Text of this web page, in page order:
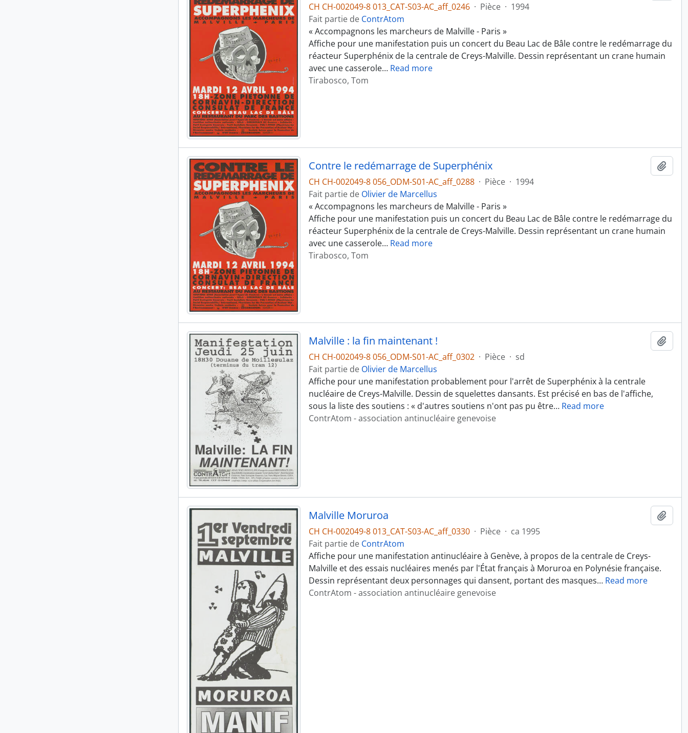
CH CH-002049-8 013_CAT-S03-AC_aff_0246 · Pièce · 1994
Fait partie de ContrAtom
« Accompagnons les marcheurs de Malville - Paris »
Affiche pour une manifestation puis un concert du Beau Lac de Bâle contre le redémarrage du
réacteur Superphénix de la centrale de Creys-Malville. Dessin représentant un crane humain
avec une casserole… Read more
Tirabosco, Tom
Contre le redémarrage de Superphénix
CH CH-002049-8 056_ODM-S01-AC_aff_0288 · Pièce · 1994
Fait partie de Olivier de Marcellus
« Accompagnons les marcheurs de Malville - Paris »
Affiche pour une manifestation puis un concert du Beau Lac de Bâle contre le redémarrage du
réacteur Superphénix de la centrale de Creys-Malville. Dessin représentant un crane humain
avec une casserole… Read more
Tirabosco, Tom
Malville : la fin maintenant !
CH CH-002049-8 056_ODM-S01-AC_aff_0302 · Pièce · sd
Fait partie de Olivier de Marcellus
Affiche pour une manifestation probablement pour l'arrêt de Superphénix à la centrale
nucléaire de Creys-Malville. Dessin de squelettes dansants. Est précisé en bas de l'affiche,
sous la liste des soutiens : « d'autres soutiens n'ont pas pu être… Read more
ContrAtom - association antinucléaire genevoise
Malville Moruroa
CH CH-002049-8 013_CAT-S03-AC_aff_0330 · Pièce · ca 1995
Fait partie de ContrAtom
Affiche pour une manifestation antinucléaire à Genève, à propos de la centrale de Creys-
Malville et des essais nucléaires menés par l'État français à Moruroa en Polynésie française.
Dessin représentant deux personnages qui dansent, portant des masques… Read more
ContrAtom - association antinucléaire genevoise